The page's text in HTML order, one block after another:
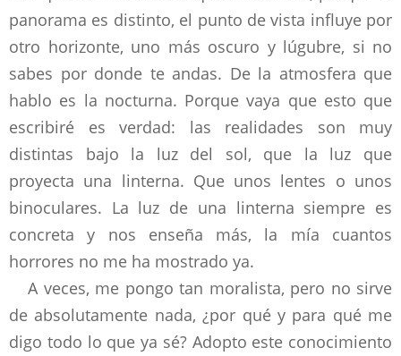
panorama es distinto, el punto de vista influye por
otro horizonte, uno más oscuro y lúgubre, si no
sabes por donde te andas. De la atmosfera que
hablo es la nocturna. Porque vaya que esto que
escribiré es verdad: las realidades son muy
distintas bajo la luz del sol, que la luz que
proyecta una linterna. Que unos lentes o unos
binoculares. La luz de una linterna siempre es
concreta y nos enseña más, la mía cuantos
horrores no me ha mostrado ya.
A veces, me pongo tan moralista, pero no sirve
de absolutamente nada, ¿por qué y para qué me
digo todo lo que ya sé? Adopto este conocimiento